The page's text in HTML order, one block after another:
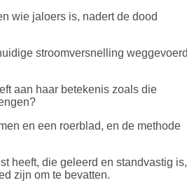
wie jaloers is, nadert de dood
stroomversnelling weggevoerd
aan haar betekenis zoals die
en een roerblad, en de methode
heeft, die geleerd en standvastig is,
zijn om te bevatten.